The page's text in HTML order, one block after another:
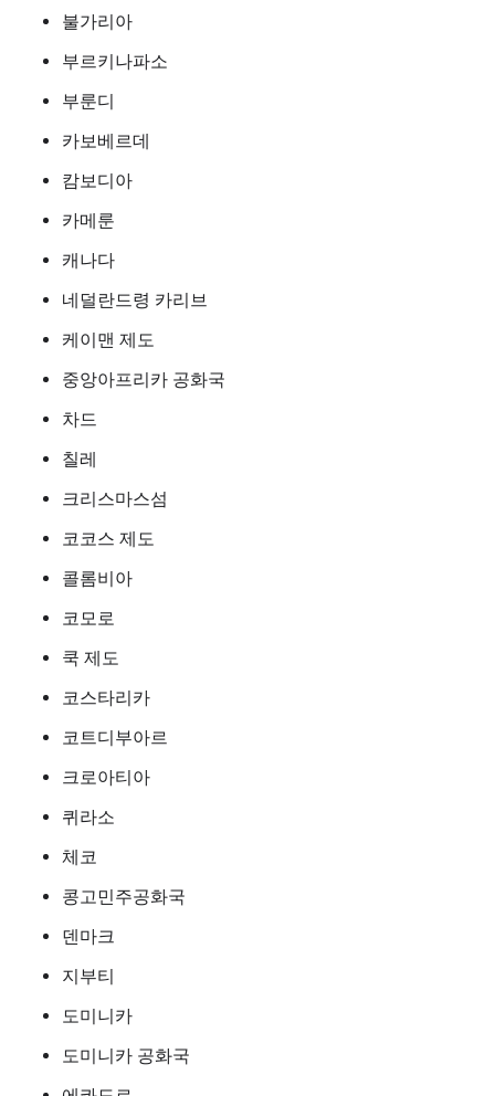
불가리아
부르키나파소
부룬디
카보베르데
캄보디아
카메룬
캐나다
네덜란드령 카리브
케이맨 제도
중앙아프리카 공화국
차드
칠레
크리스마스섬
코코스 제도
콜롬비아
코모로
쿡 제도
코스타리카
코트디부아르
크로아티아
퀴라소
체코
콩고민주공화국
덴마크
지부티
도미니카
도미니카 공화국